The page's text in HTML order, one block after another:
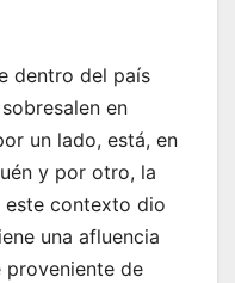
dentro del país
en
un lado, está, en
y por otro, la
este contexto dio
una afluencia
proveniente de